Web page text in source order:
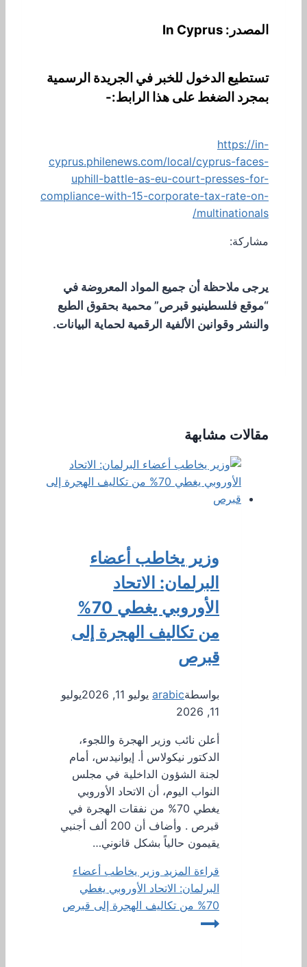
المصدر: In Cyprus
تستطيع الدخول للخبر في الجريدة الرسمية
بمجرد الضغط على هذا الرابط:-
https://in-
cyprus.philenews.com/local/cyprus-faces-
uphill-battle-as-eu-court-presses-for-
compliance-with-15-corporate-tax-rate-on-
multinationals/
مشاركة:
يرجى ملاحظة أن جميع المواد المعروضة في
“موقع فلسطينيو قبرص” محمية بحقوق الطبع
والنشر وقوانين الألفية الرقمية لحماية البيانات.
مقالات مشابهة
وزير يخاطب أعضاء
البرلمان: الاتحاد
الأوروبي يغطي 70%
من تكاليف الهجرة إلى
قبرص
بواسطةarabic يوليو 11, 2026
يوليو
11, 2026
أعلن نائب وزير الهجرة واللجوء،
الدكتور نيكولاس أ. إيوانيدس، أمام
لجنة الشؤون الداخلية في مجلس
النواب اليوم، أن الاتحاد الأوروبي
يغطي 70% من نفقات الهجرة في
قبرص . وأضاف أن 200 ألف أجنبي
يقيمون حالياً بشكل قانوني…
قراءة المزيد وزير يخاطب أعضاء
البرلمان: الاتحاد الأوروبي يغطي
70% من تكاليف الهجرة إلى قبرص